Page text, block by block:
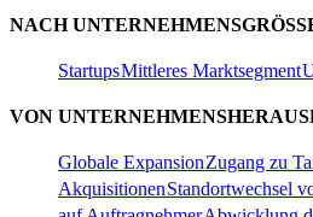
NACH
Startups​​Mittleres Marktsegment​​
VON
Globale Expansion​​Zugang zu
Akquisitionen​​Standortwechsel